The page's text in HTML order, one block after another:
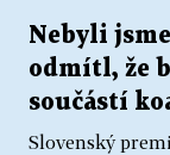
Nebyli
odmítl, že
součástí
Slovenský